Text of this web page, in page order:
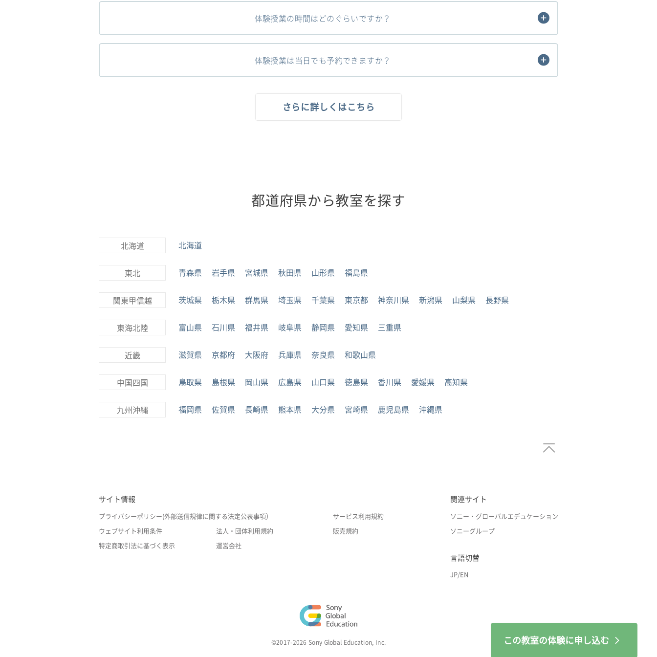
この教室の体験に申し込む
体験授業の時間はどのぐらいですか？
体験授業は当日でも予約できますか？
さらに詳しくはこちら
都道府県から教室を探す
北海道 北海道
東北 青森県 岩手県 宮城県 秋田県 山形県 福島県
関東甲信越 茨城県 栃木県 群馬県 埼玉県 千葉県 東京都 神奈川県 新潟県 山梨県 長野県
東海北陸 富山県 石川県 福井県 岐阜県 静岡県 愛知県 三重県
近畿 滋賀県 京都府 大阪府 兵庫県 奈良県 和歌山県
中国四国 鳥取県 島根県 岡山県 広島県 山口県 徳島県 香川県 愛媛県 高知県
九州沖縄 福岡県 佐賀県 長崎県 熊本県 大分県 宮崎県 鹿児島県 沖縄県
サイト情報
プライバシーポリシー(外部送信規律に関する法定公表事項） サービス利用規約
ウェブサイト利用条件 法人・団体利用規約 販売規約
特定商取引法に基づく表示 運営会社
関連サイト
ソニー・グローバルエデュケーション
ソニーグループ
言語切替
JP/EN
©2017-2026 Sony Global Education, Inc.